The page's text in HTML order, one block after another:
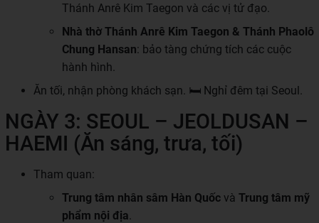
Thánh Anrê Kim Taegon và các vị tử đạo.
Nhà thờ Thánh Anrê Kim Taegon & Thánh Phaolô
Chung Hansan: bảo tàng chứng tích các cuộc
hành hình.
Ăn tối, nhận phòng khách sạn. 🛏 Nghỉ đêm tại Seoul.
NGÀY 3: SEOUL – JEOLDUSAN –
HAEMI (Ăn sáng, trưa, tối)
Tham quan:
Trung tâm nhân sâm Hàn Quốcvà Trung tâm mỹ
phẩm nội địa.